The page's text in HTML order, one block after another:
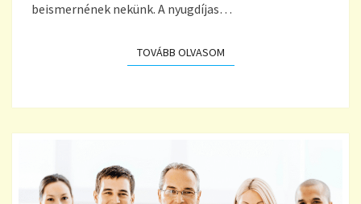
beismernének nekünk. A nyugdíjas…
TOVÁBB OLVASOMTOVÁBB OLVASOM